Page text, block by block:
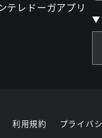
▼
利用規約 プライバ